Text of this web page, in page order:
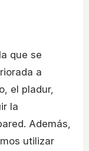
que se
a
el pladur,
la
Además,
utilizar